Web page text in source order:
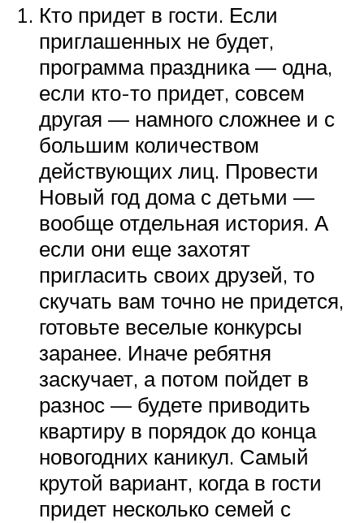
Кто придет в гости. Если
приглашенных не будет,
программа праздника — одна,
если кто-то придет, совсем
другая — намного сложнее и с
большим количеством
действующих лиц. Провести
Новый год дома с детьми —
вообще отдельная история. А
если они еще захотят
пригласить своих друзей, то
скучать вам точно не придется,
готовьте веселые конкурсы
заранее. Иначе ребятня
заскучает, а потом пойдет в
разнос — будете приводить
квартиру в порядок до конца
новогодних каникул. Самый
крутой вариант, когда в гости
придет несколько семей с